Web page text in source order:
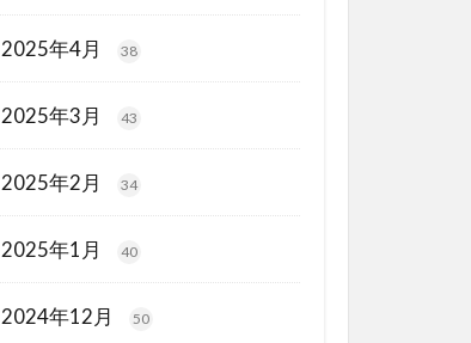
2025年4月 38
2025年3月 43
2025年2月 34
2025年1月 40
2024年12月 50